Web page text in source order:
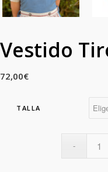
Vestido
72,00€
TALLA